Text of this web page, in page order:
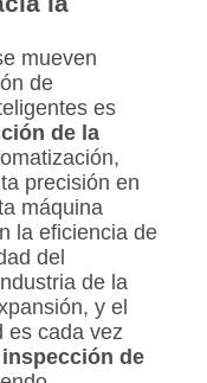
mueven
de
es
de la
precisión en
máquina
la eficiencia de
del
de la
y el
es cada vez
de